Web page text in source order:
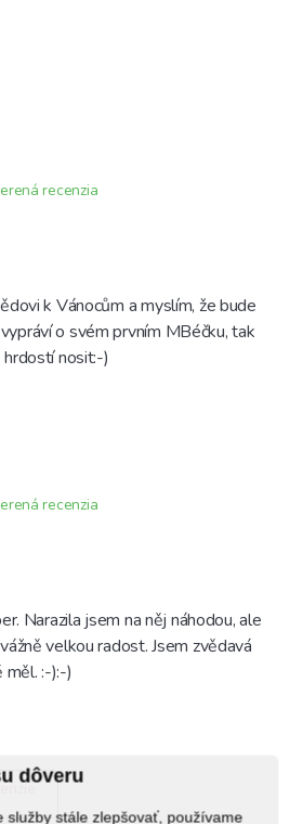
dôveru
služby stále zlepšovať, používame
recenzia
k Vánocům a myslím, že bude
o svém prvním MBéčku, tak
nosit:-)
recenzia
Narazila jsem na něj náhodou, ale
velkou radost. Jsem zvědavá
:-):-)